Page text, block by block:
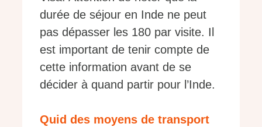
durée de séjour en Inde ne peut
pas dépasser les 180 par visite. Il
est important de tenir compte de
cette information avant de se
décider à quand partir pour l’Inde.
Quid des moyens de transport